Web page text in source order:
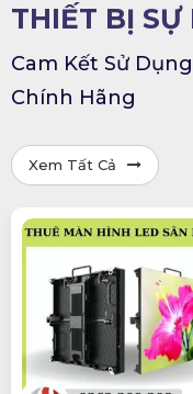
THIẾT BỊ SỰ
Cam Kết Sử Dụng
Chính Hãng
Xem Tất Cả